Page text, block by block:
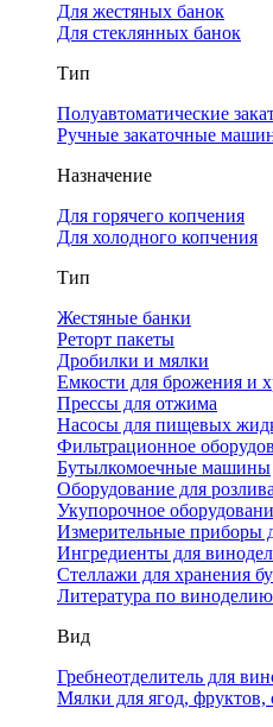
Для жестяных банок
Для стеклянных банок
Тип
Полуавтоматические
Ручные закаточные
Назначение
Для горячего копчения
Для холодного копчения
Тип
Жестяные банки
Реторт пакеты
Дробилки и мялки
Емкости для брожения и
Прессы для отжима
Насосы для пищевых
Фильтрационное
Бутылкомоечные машины
Оборудование для розлива
Укупорочное
Измерительные приборы
Ингредиенты для
Стеллажи для хранения
Литература по виноделию
Вид
Гребнеотделитель для
Мялки для ягод, фруктов,